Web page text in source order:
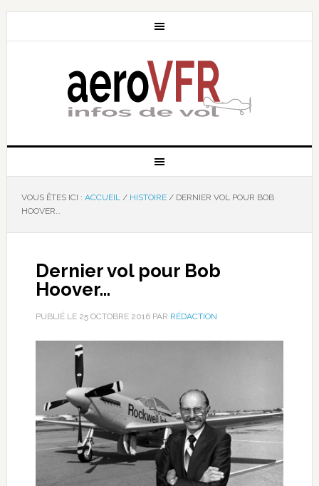
VOUS ÊTES ICI : ACCUEIL / HISTOIRE /DERNIER VOL POUR BOB
HOOVER…
Dernier vol pour Bob
Hoover…
PUBLIÉ LE 25 OCTOBRE 2016PAR RÉDACTION